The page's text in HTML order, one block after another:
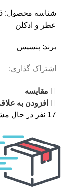
شناسه محصول:
عطر و ادکلن
برند: پنسیس
اشتراک گذاری:
مقایسه
افزودن به
17 نفر در حال